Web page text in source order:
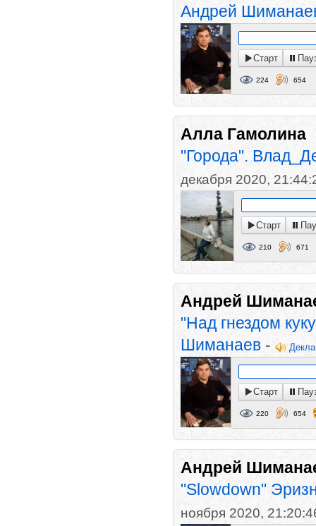
Андрей
Старт
224 654
Алла Гамолина
"Города".
декабря 2020,
Старт
210 671
Андрей
"Над гнездом
Шиманаев -
Старт
220 654
Андрей
"Slowdown"
ноября 2020,